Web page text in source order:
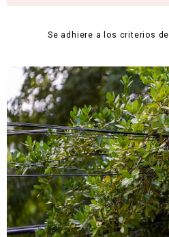
Se adhiere a los criterios de